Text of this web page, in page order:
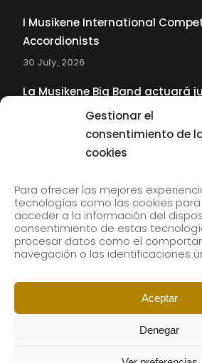
Gestionar el
consentimiento de
cookies
Para ofrecer las mejores
tecnologías como las cookies
acceder a la información del
consentimiento de estas
procesar datos como el
navegación o las identificaciones
Aceptar
Denegar
I Musikene International
Accordionists
30 July, 2026
La Musikene Big Band actuará
Tolliver en el 61 Jazzaldia
Subscribe to our newsletter to
email.